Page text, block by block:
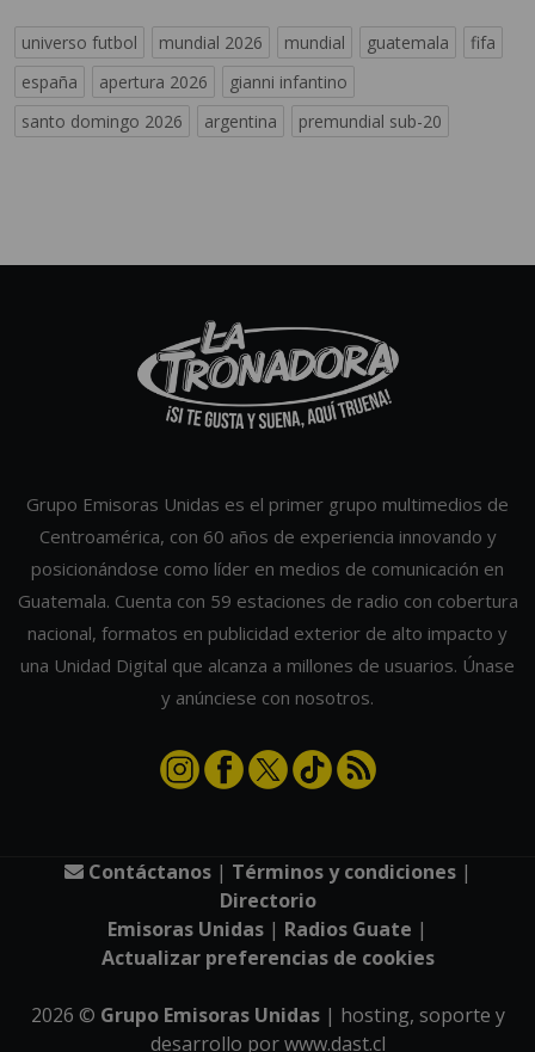
universo futbol mundial 2026 mundial guatemala
fifa
españa
apertura 2026
gianni infantino
santo domingo 2026
argentina premundial sub-20
Grupo Emisoras Unidas es el primer grupo multimedios de
Centroamérica, con 60 años de experiencia innovando y
posicionándose como líder en medios de comunicación en
Guatemala. Cuenta con 59 estaciones de radio con cobertura
nacional, formatos en publicidad exterior de alto impacto y
una Unidad Digital que alcanza a millones de usuarios. Únase
y anúnciese con nosotros.
Contáctanos| Términos y condiciones|
Directorio
Emisoras Unidas | Radios Guate |
Actualizar preferencias de cookies
2026 © Grupo Emisoras Unidas| hosting, soporte y
desarrollo porwww.dast.cl